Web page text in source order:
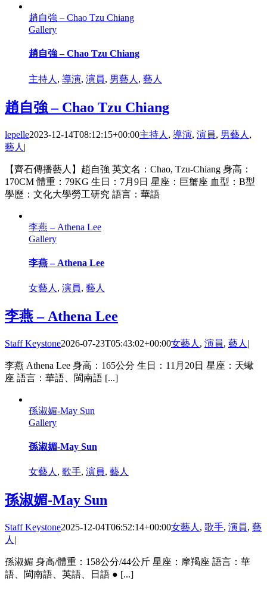
趙自強 – Chao Tzu Chiang
Gallery
趙自強 – Chao Tzu Chiang
主持人 , 導演, 演員, 男藝人 , 藝人
趙自強 – Chao Tzu Chiang
lepelle2023-12-14T08:12:15+00:00主持人 , 導演, 演員, 男藝人 ,
藝人 |
【齊石傳播藝人】趙自強 英文名：Chao, Tzu-Chiang 身高：
170CM 體重：79KG 生日：7月9日 星座：巨蟹座 血型：B型
學歷：文化大學勞工研究 語言：華語
李燕 – Athena Lee
Gallery
李燕 – Athena Lee
女藝人 , 演員, 藝人
李燕 – Athena Lee
Staff Keystone2026-07-23T05:43:02+00:00女藝人 , 演員, 藝人 |
李燕 Athena Lee 身高：165公分 生日：11月20日 星座：天蠍
座 語言：華語、閩南語 [...]
孫淑媚-May Sun
Gallery
孫淑媚-May Sun
女藝人, 歌手, 演員, 藝人
孫淑媚-May Sun
Staff Keystone2025-12-04T06:52:14+00:00女藝人 , 歌手, 演員, 藝
人 |
孫淑媚 身高/體重：158公分/44公斤 星座：摩羯座 語言：華
語、閩南語、英語、日語 ● [...]